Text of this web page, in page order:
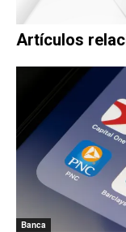
Artículos
Banca